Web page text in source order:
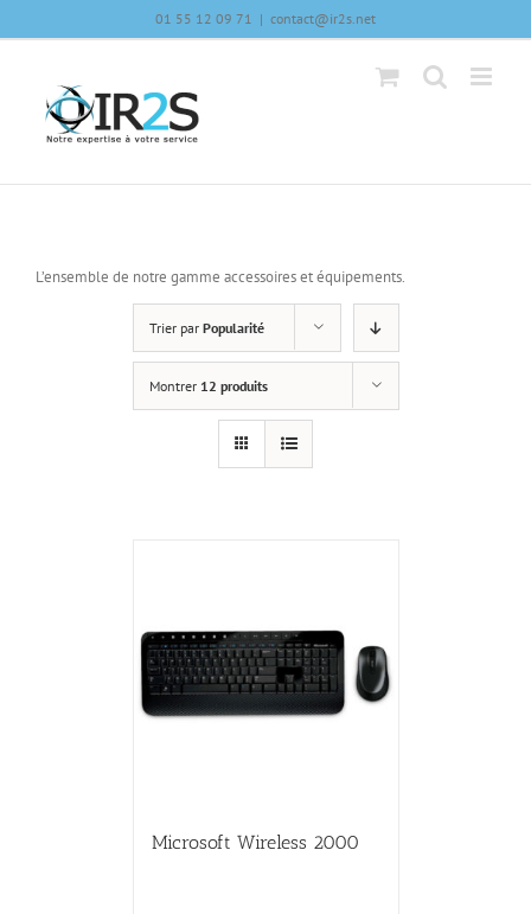
01 55 12 09 71 | contact@ir2s.net
L’ensemble de notre gamme accessoires et équipements.
Trier par Popularité
Montrer 12 produits
Microsoft Wireless 2000